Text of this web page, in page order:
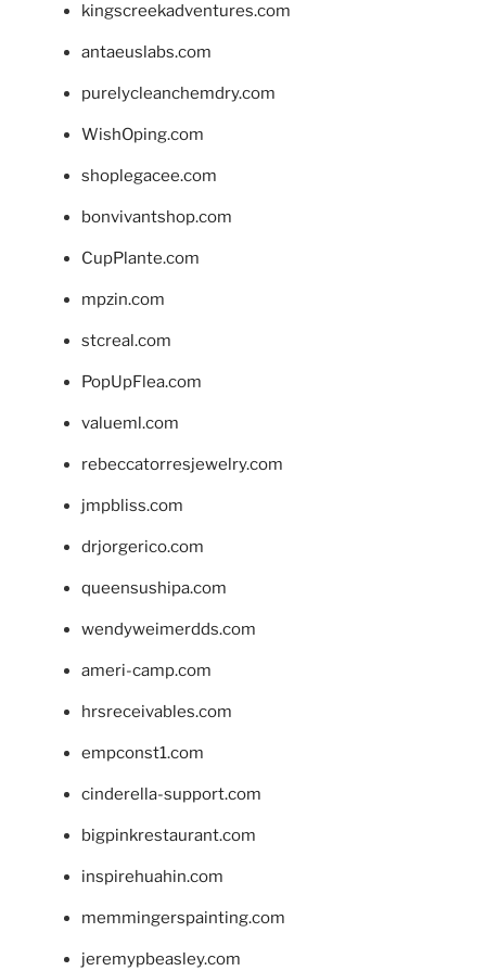
kingscreekadventures.com
antaeuslabs.com
purelycleanchemdry.com
WishOping.com
shoplegacee.com
bonvivantshop.com
CupPlante.com
mpzin.com
stcreal.com
PopUpFlea.com
valueml.com
rebeccatorresjewelry.com
jmpbliss.com
drjorgerico.com
queensushipa.com
wendyweimerdds.com
ameri-camp.com
hrsreceivables.com
empconst1.com
cinderella-support.com
bigpinkrestaurant.com
inspirehuahin.com
memmingerspainting.com
jeremypbeasley.com